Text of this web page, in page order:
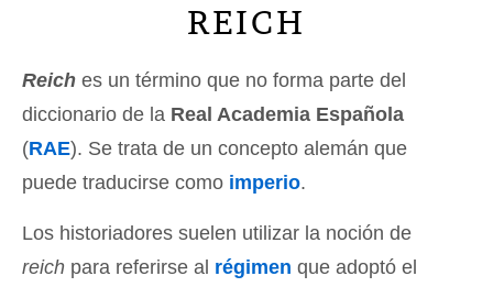
REICH
Reich es un término que no forma parte del
diccionario de la Real Academia Española
(RAE). Se trata de un concepto alemán que
puede traducirse como imperio.
Los historiadores suelen utilizar la noción de
reich para referirse al régimen que adoptó el